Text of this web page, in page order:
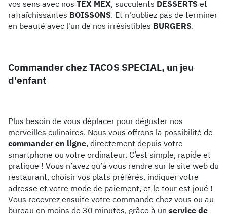
vos sens avec nos TEX MEX, succulents DESSERTS et
rafraîchissantes BOISSONS. Et n'oubliez pas de terminer
en beauté avec l'un de nos irrésistibles BURGERS.
Commander chez TACOS SPECIAL, un jeu
d'enfant
Plus besoin de vous déplacer pour déguster nos
merveilles culinaires. Nous vous offrons la possibilité de
commander en ligne, directement depuis votre
smartphone ou votre ordinateur. C’est simple, rapide et
pratique ! Vous n’avez qu’à vous rendre sur le site web du
restaurant, choisir vos plats préférés, indiquer votre
adresse et votre mode de paiement, et le tour est joué !
Vous recevrez ensuite votre commande chez vous ou au
bureau en moins de 30 minutes, grâce à un service de